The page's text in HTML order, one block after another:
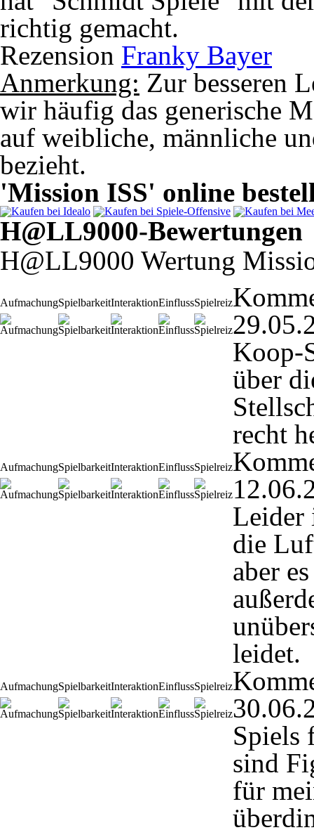
richtig gemacht.
Rezension Franky Bayer
Anmerkung: Zur besseren
wir häufig das generische
auf weibliche, männliche
bezieht.
'Mission ISS' online
H@LL9000-Bewertungen
H@LL9000 Wertung
AufmachungSpielbarkeitInteraktionEinflussSpielreiz
Koop-
über
recht
AufmachungSpielbarkeitInteraktionEinflussSpielreiz
Leider
die
aber
leidet.
AufmachungSpielbarkeitInteraktionEinflussSpielreiz
Spiels
sind
für